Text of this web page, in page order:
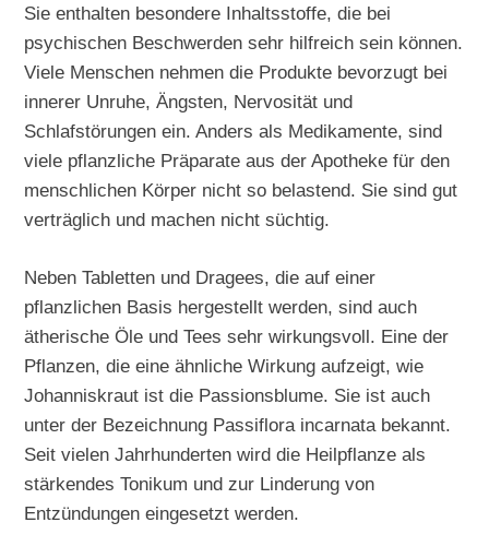
Sie enthalten besondere Inhaltsstoffe, die bei
psychischen Beschwerden sehr hilfreich sein können.
Viele Menschen nehmen die Produkte bevorzugt bei
innerer Unruhe, Ängsten, Nervosität und
Schlafstörungen ein. Anders als Medikamente, sind
viele pflanzliche Präparate aus der Apotheke für den
menschlichen Körper nicht so belastend. Sie sind gut
verträglich und machen nicht süchtig.
Neben Tabletten und Dragees, die auf einer
pflanzlichen Basis hergestellt werden, sind auch
ätherische Öle und Tees sehr wirkungsvoll. Eine der
Pflanzen, die eine ähnliche Wirkung aufzeigt, wie
Johanniskraut ist die Passionsblume. Sie ist auch
unter der Bezeichnung Passiflora incarnata bekannt.
Seit vielen Jahrhunderten wird die Heilpflanze als
stärkendes Tonikum und zur Linderung von
Entzündungen eingesetzt werden.